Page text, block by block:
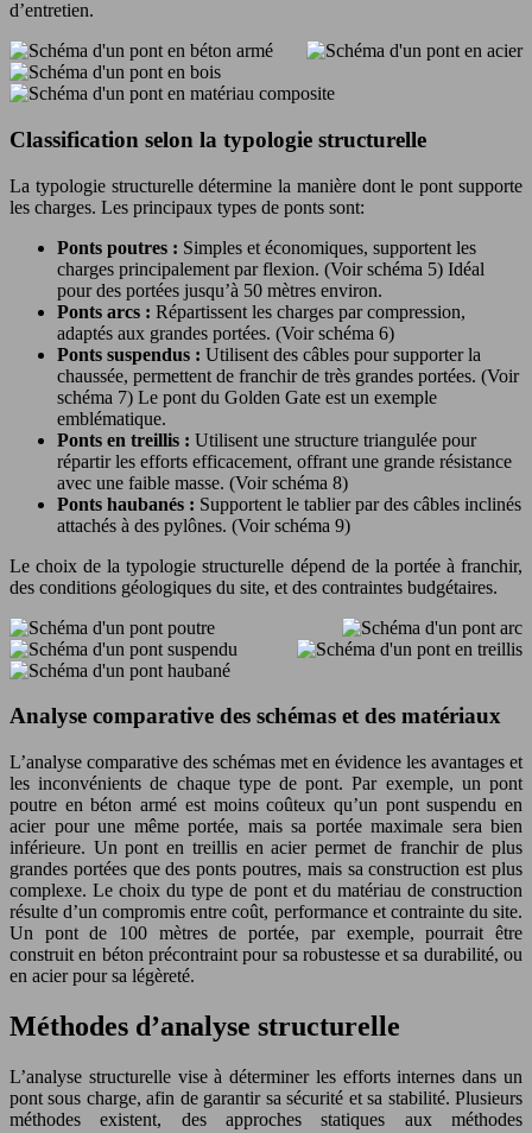
d’entretien.
Classification selon la typologie structurelle
La typologie structurelle détermine la manière dont le pont supporte
les charges. Les principaux types de ponts sont:
Ponts poutres : Simples et économiques, supportent les
charges principalement par flexion. (Voir schéma 5) Idéal
pour des portées jusqu’à 50 mètres environ.
Ponts arcs : Répartissent les charges par compression,
adaptés aux grandes portées. (Voir schéma 6)
Ponts suspendus : Utilisent des câbles pour supporter la
chaussée, permettent de franchir de très grandes portées. (Voir
schéma 7) Le pont du Golden Gate est un exemple
emblématique.
Ponts en treillis : Utilisent une structure triangulée pour
répartir les efforts efficacement, offrant une grande résistance
avec une faible masse. (Voir schéma 8)
Ponts haubanés : Supportent le tablier par des câbles inclinés
attachés à des pylônes. (Voir schéma 9)
Le choix de la typologie structurelle dépend de la portée à franchir,
des conditions géologiques du site, et des contraintes budgétaires.
Analyse comparative des schémas et des matériaux
L’analyse comparative des schémas met en évidence les avantages et
les inconvénients de chaque type de pont. Par exemple, un pont
poutre en béton armé est moins coûteux qu’un pont suspendu en
acier pour une même portée, mais sa portée maximale sera bien
inférieure. Un pont en treillis en acier permet de franchir de plus
grandes portées que des ponts poutres, mais sa construction est plus
complexe. Le choix du type de pont et du matériau de construction
résulte d’un compromis entre coût, performance et contrainte du site.
Un pont de 100 mètres de portée, par exemple, pourrait être
construit en béton précontraint pour sa robustesse et sa durabilité, ou
en acier pour sa légèreté.
Méthodes d’analyse structurelle
L’analyse structurelle vise à déterminer les efforts internes dans un
pont sous charge, afin de garantir sa sécurité et sa stabilité. Plusieurs
méthodes existent, des approches statiques aux méthodes